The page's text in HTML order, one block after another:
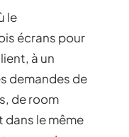
le
écrans pour
à un
demandes de
de room
dans le même